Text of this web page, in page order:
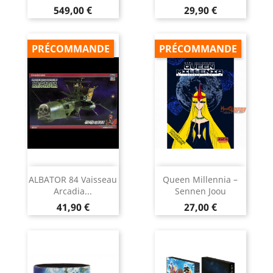
Prix
549,00 € Prix
29,90 €
ALBATOR 84 Vaisseau
Arcadia...
Prix
41,90 €
PRÉCOMMANDE
Queen Millennia –
Sennen Joou
Prix
27,00 €
PRÉCOMMANDE